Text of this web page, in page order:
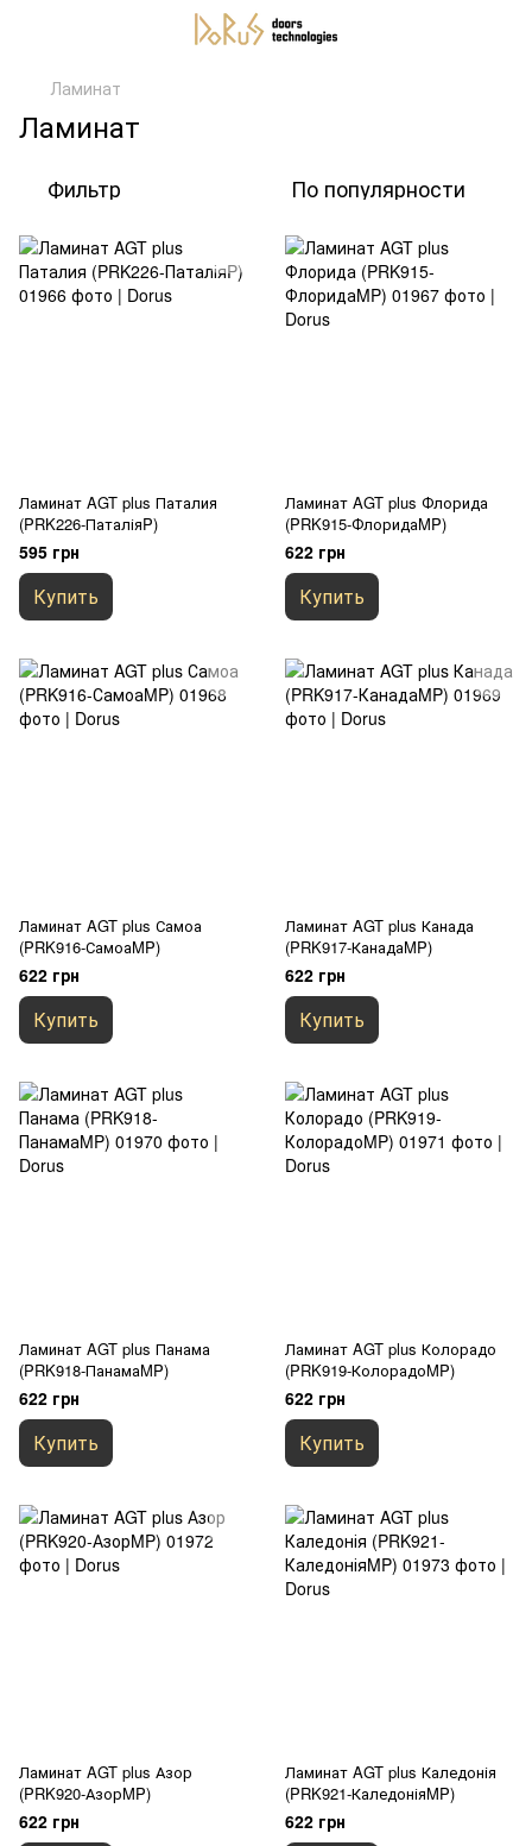
Ламинат
Ламинат
Фильтр По популярности
Ламинат AGT plus Паталия
(PRK226-ПаталіяP)
595 грн
Купить
Ламинат AGT plus Флорида
(PRK915-ФлоридаMP)
622 грн
Купить
Ламинат AGT plus Самоа
(PRK916-СамоаMP)
622 грн
Купить
Ламинат AGT plus Канада
(PRK917-КанадаMP)
622 грн
Купить
Ламинат AGT plus Панама
(PRK918-ПанамаMP)
622 грн
Купить
Ламинат AGT plus Колорадо
(PRK919-КолорадоMP)
622 грн
Купить
Ламинат AGT plus Азор
(PRK920-АзорMP)
622 грн
Ламинат AGT plus Каледонія
(PRK921-КаледоніяMP)
622 грн